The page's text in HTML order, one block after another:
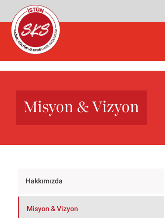
Misyon & Vizyon
Hakkımızda
Misyon & Vizyon